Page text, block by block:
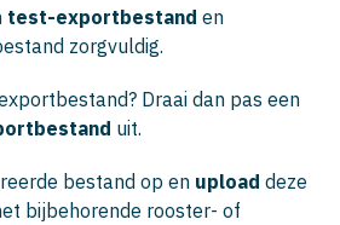
test-exportbestand en
zorgvuldig.
Draai dan pas een
uit.
bestand op en upload deze
bijbehorende rooster- of